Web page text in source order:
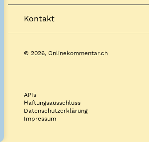
Kontakt
© 2026, Onlinekommentar.ch
APIs
Haftungsausschluss
Datenschutzerklärung
Impressum